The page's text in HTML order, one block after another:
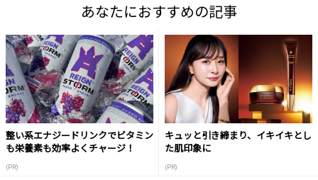
あなたにおすすめの記事
整い系エナジードリンクでビタミン
も栄養素も効率よくチャージ！
(PR)
キュッと引き締まり、イキイキとし
た肌印象に
(PR)